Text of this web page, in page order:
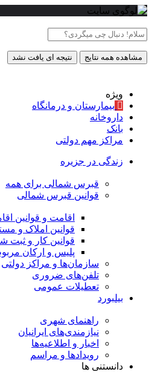
مشاهده همه نتایج نتیجه ای یافت نشد
ویژه
بیمارستان و درمانگاه
داروخانه
بانک
مراکز مهم دولتی
زندگی در جزیره
قبرس شمالی برای همه
قوانین قبرس شمالی
اقامت و قوانین
قوانین املاک و
قوانین کار و ثبت
پلیس و ارکان
سازمان‌ها و مراکز دولتی
تلفن‌های ضروری
تعطیلات عمومی
بیلبورد
راهنمای شهری
نیازمندی‌های ایرانیان
اخبار و اطلاعیه‌ها
رویداد‌ها و مراسم
دانستنی ها